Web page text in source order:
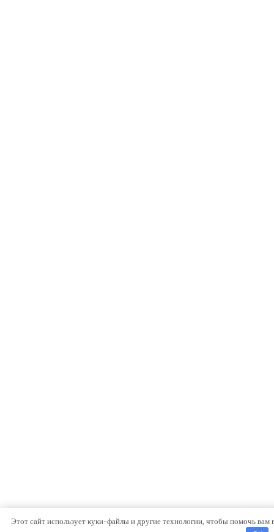
Этот сайт использует куки-файлы и другие технологии, чтобы помочь вам